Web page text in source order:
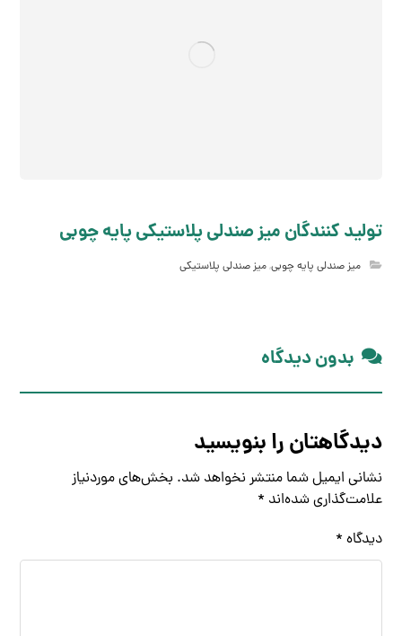
تولید کنندگان میز صندلی پلاستیکی پایه چوبی
میز صندلی پایه چوبی,میز صندلی پلاستیکی
بدون دیدگاه
دیدگاهتان را بنویسید
نشانی ایمیل شما منتشر نخواهد شد. بخش‌های موردنیاز
علامت‌گذاری شده‌اند *
دیدگاه *